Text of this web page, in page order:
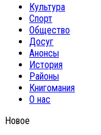
Культура
Спорт
Общество
Досуг
Анонсы
История
Районы
Книгомания
О нас
Новое